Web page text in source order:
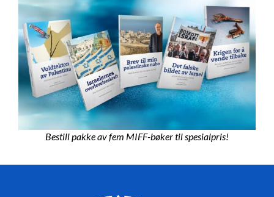
Bestill pakke av fem MIFF-bøker til spesialpris!